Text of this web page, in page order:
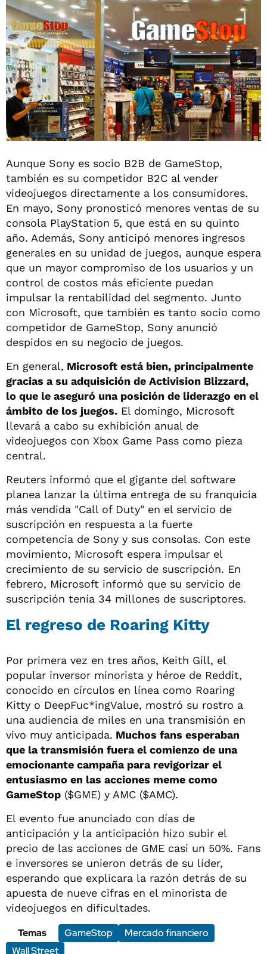
Aunque Sony es socio B2B de GameStop,
también es su competidor B2C al vender
videojuegos directamente a los consumidores.
En mayo, Sony pronosticó menores ventas de su
consola PlayStation 5, que está en su quinto
año. Además, Sony anticipó menores ingresos
generales en su unidad de juegos, aunque espera
que un mayor compromiso de los usuarios y un
control de costos más eficiente puedan
impulsar la rentabilidad del segmento. Junto
con Microsoft, que también es tanto socio como
competidor de GameStop, Sony anunció
despidos en su negocio de juegos.
En general, Microsoft está bien, principalmente
gracias a su adquisición de Activision Blizzard,
lo que le aseguró una posición de liderazgo en el
ámbito de los juegos. El domingo, Microsoft
llevará a cabo su exhibición anual de
videojuegos con Xbox Game Pass como pieza
central.
Reuters informó que el gigante del software
planea lanzar la última entrega de su franquicia
más vendida "Call of Duty" en el servicio de
suscripción en respuesta a la fuerte
competencia de Sony y sus consolas. Con este
movimiento, Microsoft espera impulsar el
crecimiento de su servicio de suscripción. En
febrero, Microsoft informó que su servicio de
suscripción tenía 34 millones de suscriptores.
El regreso de Roaring Kitty
Por primera vez en tres años, Keith Gill, el
popular inversor minorista y héroe de Reddit,
conocido en círculos en línea como Roaring
Kitty o DeepFuc*ingValue, mostró su rostro a
una audiencia de miles en una transmisión en
vivo muy anticipada. Muchos fans esperaban
que la transmisión fuera el comienzo de una
emocionante campaña para revigorizar el
entusiasmo en las acciones meme como
GameStop ($GME) y AMC ($AMC).
El evento fue anunciado con días de
anticipación y la anticipación hizo subir el
precio de las acciones de GME casi un 50%. Fans
e inversores se unieron detrás de su líder,
esperando que explicara la razón detrás de su
apuesta de nueve cifras en el minorista de
videojuegos en dificultades.
Temas
GameStop
Mercado financiero
Wall Street